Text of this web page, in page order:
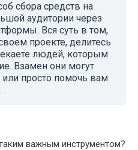
сбора средств на
аудитории через
Вся суть в том,
проекте, делитесь
людей, которым
Взамен они могут
просто помочь вам
важным инструментом?